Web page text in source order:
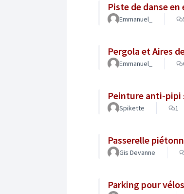
Emmanuel_
Pergola et Aires
Emmanuel_
Peinture anti-pipi
Spikette 1
Passerelle
Gis Devanne
Parking pour